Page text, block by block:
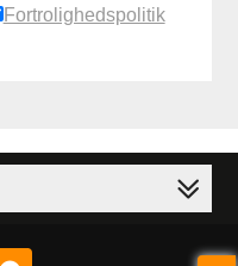
Fortrolighedspolitik